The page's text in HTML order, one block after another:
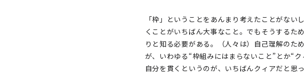
「枠」ということをあんまり考えたことがな
くことがいちばん大事なこと。でもそうするた
りと知る必要がある。（人々は）自己理解のた
が、いわゆる“枠組みにはまらないこと”とか“
自分を貫くというのが、いちばんクィアだと思